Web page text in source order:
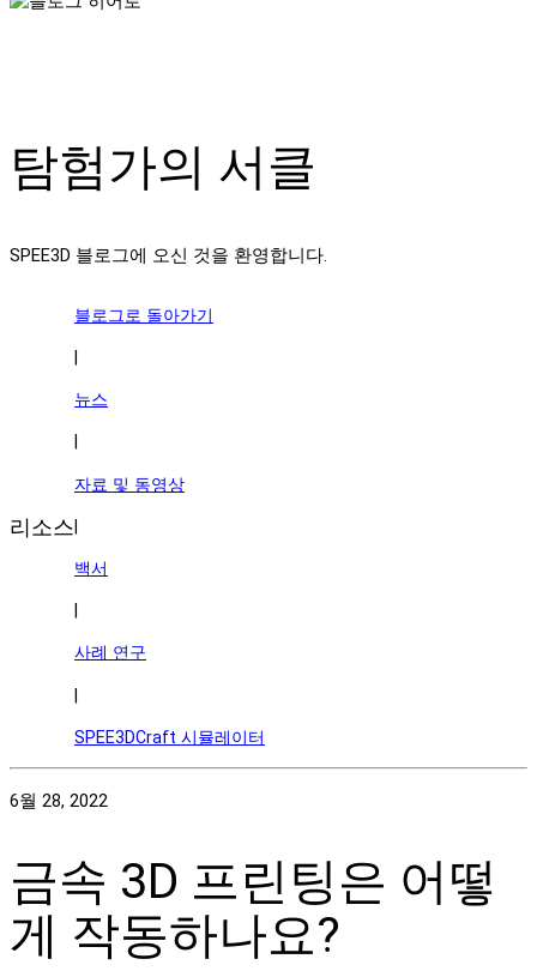
탐험가의 서클
SPEE3D 블로그에 오신 것을 환영합니다.
리소스
블로그로 돌아가기
뉴스
자료 및 동영상
백서
사례 연구
|
SPEE3DCraft 시뮬레이터
6월 28, 2022
금속 3D 프린팅은 어떻
게 작동하나요?